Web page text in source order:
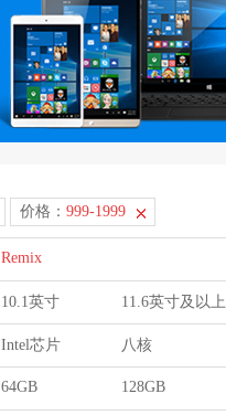
价格： 999-1999
Remix
10.1英寸 11.6英寸及以上
Intel芯片 八核
64GB 128GB